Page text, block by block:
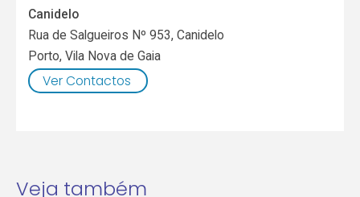
Canidelo
Rua de Salgueiros Nº 953, Canidelo
Porto,Vila Nova de Gaia
Ver Contactos
Veja também